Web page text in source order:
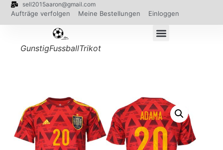
sell2015aaron@gmail.com
Aufträge verfolgen Meine Bestellungen Einloggen
GunstigFussballTrikot